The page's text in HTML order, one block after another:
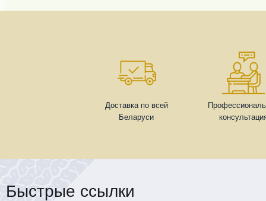
Доставка по всей
Беларуси
Быстрые ссылки